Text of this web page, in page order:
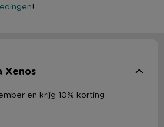
!
Xenos
en krijg 10% korting